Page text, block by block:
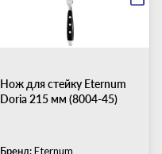
Нож для стейку Eternum
Doria 215 мм (8004-45)
Бренд:Eternum